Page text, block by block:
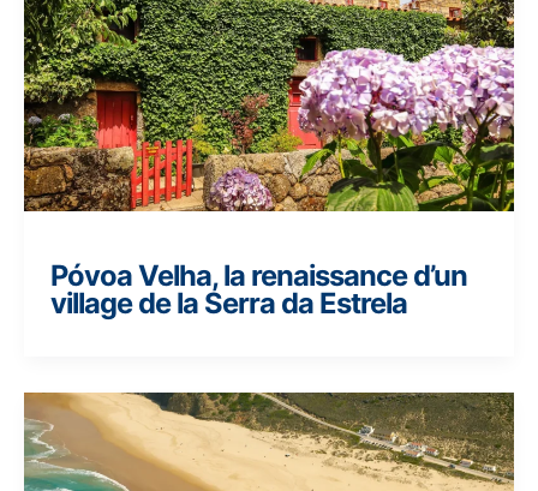
Póvoa Velha, la renaissance d’un
village de la Serra da Estrela